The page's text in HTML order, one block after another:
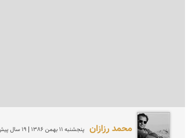
محمد رزازان پنجشنبه 11 بهمن 1386 | 19 سال پیش